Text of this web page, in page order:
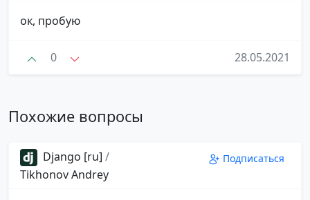
ок, пробую
0 28.05.2021
Похожие вопросы
Django [ru] /
Tikhonov Andrey
Подписаться